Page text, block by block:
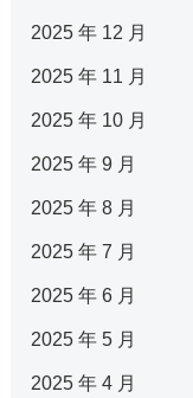
2025 年 12 月
2025 年 11 月
2025 年 10 月
2025 年 9 月
2025 年 8 月
2025 年 7 月
2025 年 6 月
2025 年 5 月
2025 年 4 月